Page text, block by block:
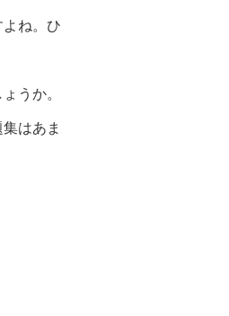
ね。ひ
うか。
はあま